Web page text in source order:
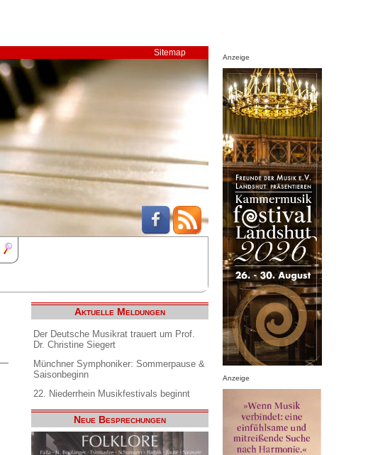
Sitemap
Aktuelle Meldungen
Der Deutsche Musikrat trauert um Prof.
Dr. Christine Siegert
Münchner Symphoniker: Sommerpause &
Saisonbeginn
22. Niederrhein Musikfestivals beginnt
Neue Besprechungen
Anzeige
Anzeige